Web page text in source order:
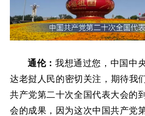
通伦： 我想通过您，中国中
达老挝人民的密切关注，期待
共产党第二十次全国代表大会的
会的成果，因为这次中国共产党